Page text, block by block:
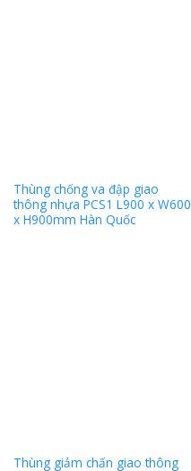
Thùng chống va đập giao
thông nhựa PCS1 L900 x W600
x H900mm Hàn Quốc
Thùng giảm chấn giao thông